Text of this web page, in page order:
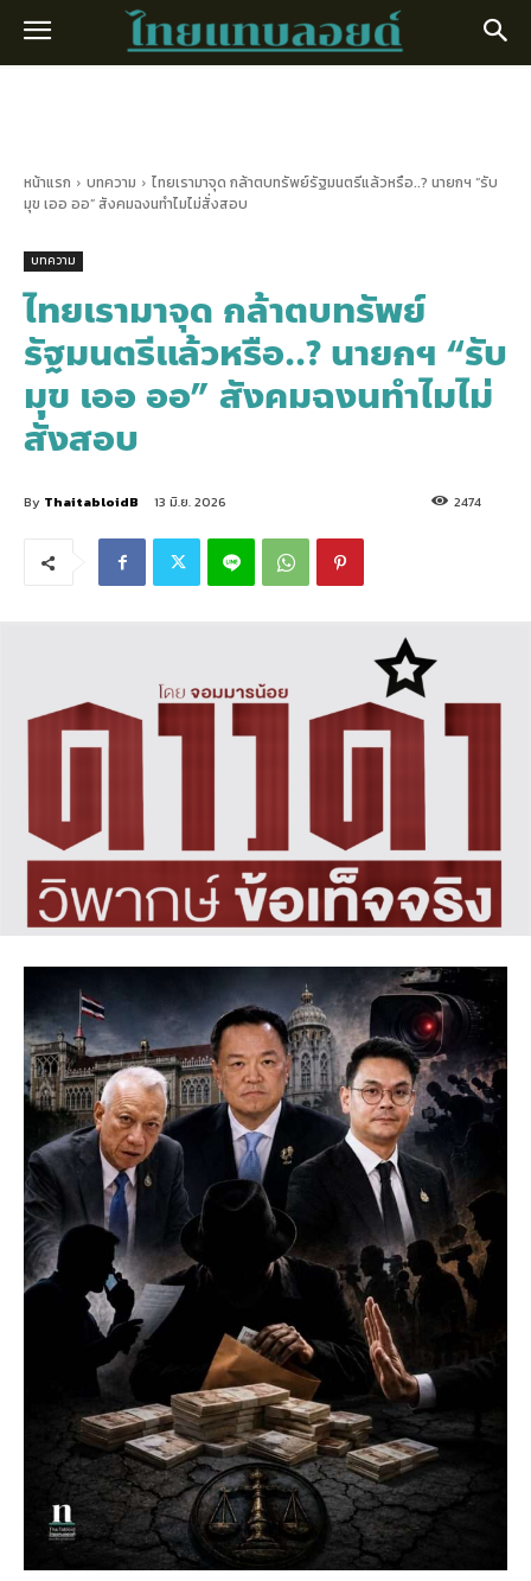
หน้าแรก บทความ
ไทยเรามาจุด กล้าตบทรัพย์รัฐมนตรีแล้วหรือ..? นายกฯ “รับ
มุข เออ ออ” สังคมฉงนทำไมไม่สั่งสอบ
บทความ
ไทยเรามาจุด กล้าตบทรัพย์
รัฐมนตรีแล้วหรือ..? นายกฯ “รับ
มุข เออ ออ” สังคมฉงนทำไมไม่
สั่งสอบ
By ThaitabloidB 13 มิ.ย. 2026 2474